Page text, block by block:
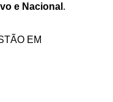
e Nacional .
EM